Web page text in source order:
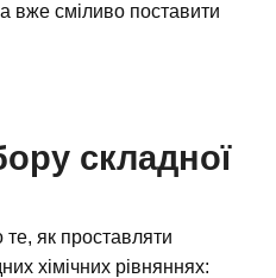
вже сміливо поставити
складної
як проставляти
хімічних рівняннях: